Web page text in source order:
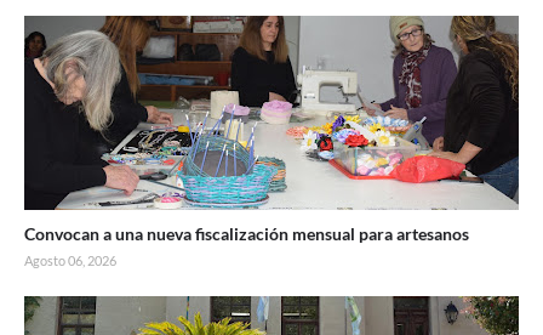
Convocan a una nueva fiscalización mensual para artesanos
Agosto 06, 2026